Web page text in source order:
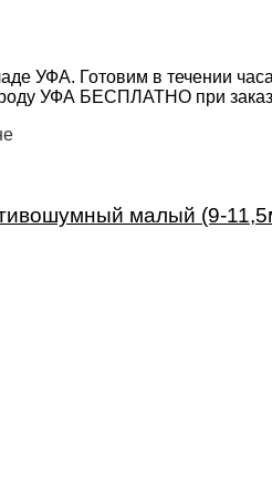
УФА. Готовим в течении
УФА БЕСПЛАТНО при
малый (9-